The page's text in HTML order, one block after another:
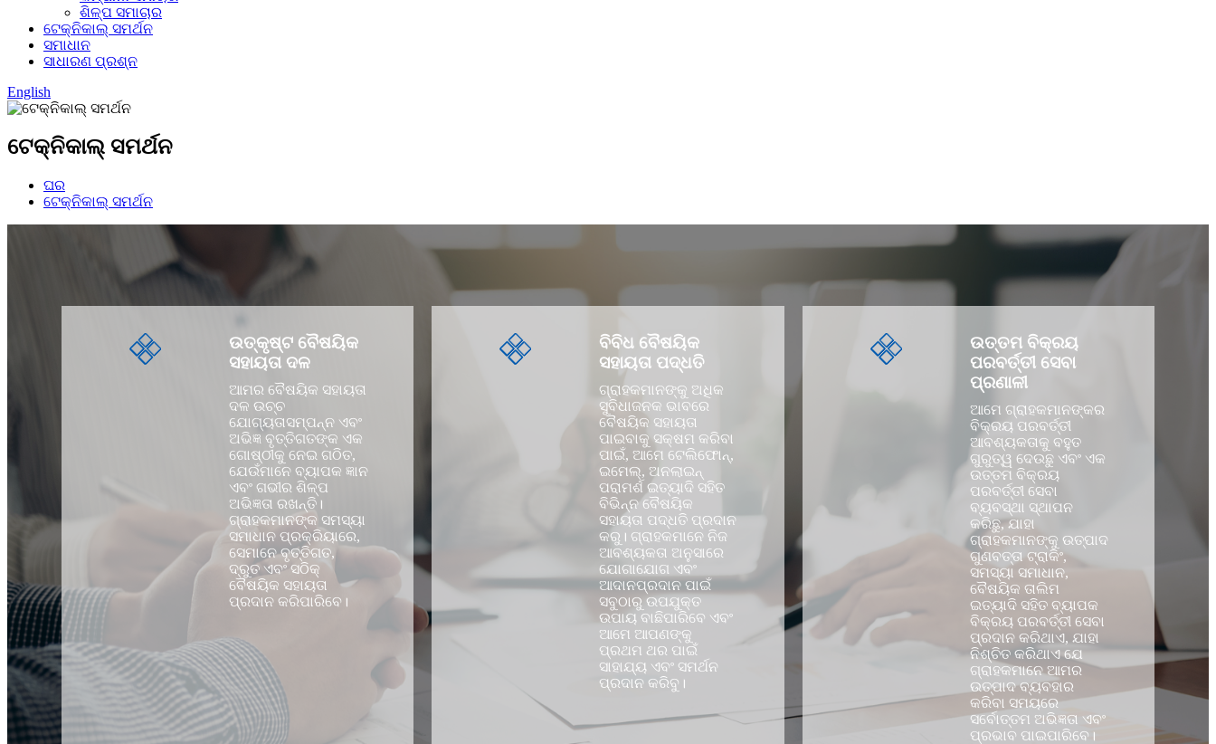
ଶିଳ୍ପ ସମାଚାର
ଟେକ୍ନିକାଲ୍ ସମର୍ଥନ
ସମାଧାନ
ସାଧାରଣ ପ୍ରଶ୍ନ
English
ଟେକ୍ନିକାଲ୍ ସମର୍ଥନ
ଘର
ଟେକ୍ନିକାଲ୍ ସମର୍ଥନ
ଉତ୍କୃଷ୍ଟ ବୈଷୟିକ
ସହାୟତା ଦଳ
ଆମର ବୈଷୟିକ ସହାୟତା
ଦଳ ଉଚ୍ଚ
ଯୋଗ୍ୟତାସମ୍ପନ୍ନ ଏବଂ
ଅଭିଜ୍ଞ ବୃତ୍ତିଗତଙ୍କ ଏକ
ଗୋଷ୍ଠୀକୁ ନେଇ ଗଠିତ,
ଯେଉଁମାନେ ବ୍ୟାପକ ଜ୍ଞାନ
ଏବଂ ଗଭୀର ଶିଳ୍ପ
ଅଭିଜ୍ଞତା ରଖନ୍ତି।
ଗ୍ରାହକମାନଙ୍କ ସମସ୍ୟା
ସମାଧାନ ପ୍ରକ୍ରିୟାରେ,
ସେମାନେ ବୃତ୍ତିଗତ,
ଦ୍ରୁତ ଏବଂ ସଠିକ୍
ବୈଷୟିକ ସହାୟତା
ପ୍ରଦାନ କରିପାରିବେ।
ବିବିଧ ବୈଷୟିକ
ସହାୟତା ପଦ୍ଧତି
ଗ୍ରାହକମାନଙ୍କୁ ଅଧିକ
ସୁବିଧାଜନକ ଭାବରେ
ବୈଷୟିକ ସହାୟତା
ପାଇବାକୁ ସକ୍ଷମ କରିବା
ପାଇଁ, ଆମେ ଟେଲିଫୋନ୍,
ଇମେଲ୍, ଅନଲାଇନ୍
ପରାମର୍ଶ ଇତ୍ୟାଦି ସହିତ
ବିଭିନ୍ନ ବୈଷୟିକ
ସହାୟତା ପଦ୍ଧତି ପ୍ରଦାନ
କରୁ। ଗ୍ରାହକମାନେ ନିଜ
ଆବଶ୍ୟକତା ଅନୁସାରେ
ଯୋଗାଯୋଗ ଏବଂ
ଆଦାନପ୍ରଦାନ ପାଇଁ
ସବୁଠାରୁ ଉପଯୁକ୍ତ
ଉପାୟ ବାଛିପାରିବେ ଏବଂ
ଆମେ ଆପଣଙ୍କୁ
ପ୍ରଥମ ଥର ପାଇଁ
ସାହାଯ୍ୟ ଏବଂ ସମର୍ଥନ
ପ୍ରଦାନ କରିବୁ।
ଉତ୍ତମ ବିକ୍ରୟ
ପରବର୍ତ୍ତୀ ସେବା
ପ୍ରଣାଳୀ
ଆମେ ଗ୍ରାହକମାନଙ୍କର
ବିକ୍ରୟ ପରବର୍ତ୍ତୀ
ଆବଶ୍ୟକତାକୁ ବହୁତ
ଗୁରୁତ୍ୱ ଦେଉଛୁ ଏବଂ ଏକ
ଉତ୍ତମ ବିକ୍ରୟ
ପରବର୍ତ୍ତୀ ସେବା
ବ୍ୟବସ୍ଥା ସ୍ଥାପନ
କରିଛୁ, ଯାହା
ଗ୍ରାହକମାନଙ୍କୁ ଉତ୍ପାଦ
ଗୁଣବତ୍ତା ଟ୍ରାକିଂ,
ସମସ୍ୟା ସମାଧାନ,
ବୈଷୟିକ ତାଲିମ
ଇତ୍ୟାଦି ସହିତ ବ୍ୟାପକ
ବିକ୍ରୟ ପରବର୍ତ୍ତୀ ସେବା
ପ୍ରଦାନ କରିଥାଏ, ଯାହା
ନିଶ୍ଚିତ କରିଥାଏ ଯେ
ଗ୍ରାହକମାନେ ଆମର
ଉତ୍ପାଦ ବ୍ୟବହାର
କରିବା ସମୟରେ
ସର୍ବୋତ୍ତମ ଅଭିଜ୍ଞତା ଏବଂ
ପ୍ରଭାବ ପାଇପାରିବେ।